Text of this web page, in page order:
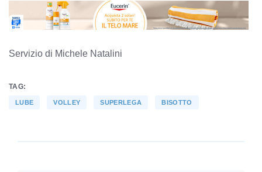
Servizio di Michele Natalini
TAG:
LUBE VOLLEY SUPERLEGA BISOTTO